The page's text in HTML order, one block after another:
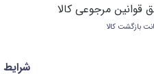
قوانین مرجوعی کالا
بازگشت کالا
شرايط